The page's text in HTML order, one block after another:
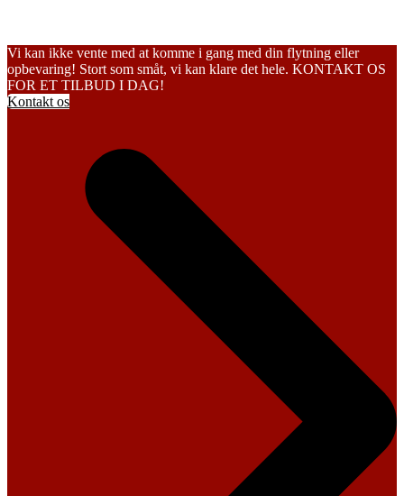
Vi kan ikke vente med at komme i gang med din flytning eller
opbevaring! Stort som småt, vi kan klare det hele. KONTAKT OS
FOR ET TILBUD I DAG!
Kontakt os